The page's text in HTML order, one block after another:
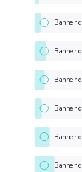
Banner
Banner
Banner
Banner
Banner
Banner